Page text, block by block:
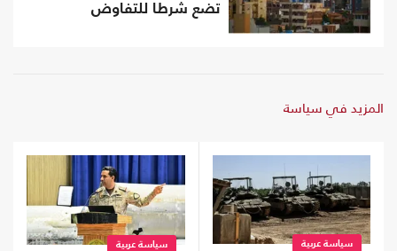
تضع شرطا للتفاوض
المزيد في سياسة
سياسة عربية سياسة عربية